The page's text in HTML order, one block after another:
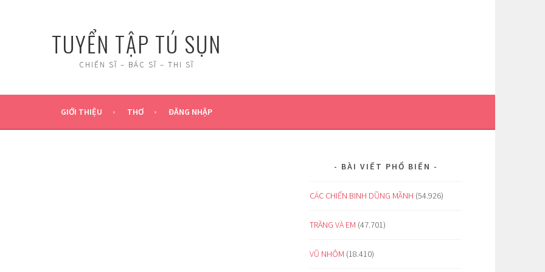
TUYỂN TẬP TÚ SỤN
CHIẾN SĨ – BÁC SĨ – THI SĨ
GIỚI THIỆU THƠ ĐĂNG NHẬP
BÀI VIẾT PHỔ BIẾN
CÁC CHIẾN BINH DŨNG MÃNH (54.926)
TRĂNG VÀ EM (47.701)
VŨ NHÔM (18.410)